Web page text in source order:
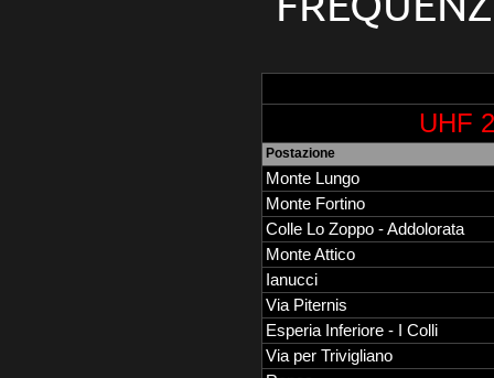
UHF
Postazione
Monte Lungo
Monte Fortino
Colle Lo Zoppo - Addolorata
Monte Attico
Ianucci
Via Piternis
Esperia Inferiore - I Colli
Via per Trivigliano